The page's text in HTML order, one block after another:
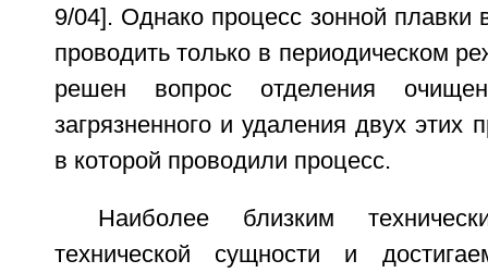
9/04]. Однако процесс зонной плавки
проводить только в периодическом
решен вопрос отделения
загрязненного и удаления двух этих
в которой проводили процесс.
Наиболее близким
технической сущности и